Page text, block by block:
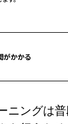
がかかる
ニングは普